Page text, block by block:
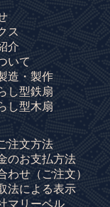
ス
介
いて
造・製作
し型鉄扇
し型木扇
注文方法
のお支払方法
わせ （ご注文）
法による表示
マリーベル